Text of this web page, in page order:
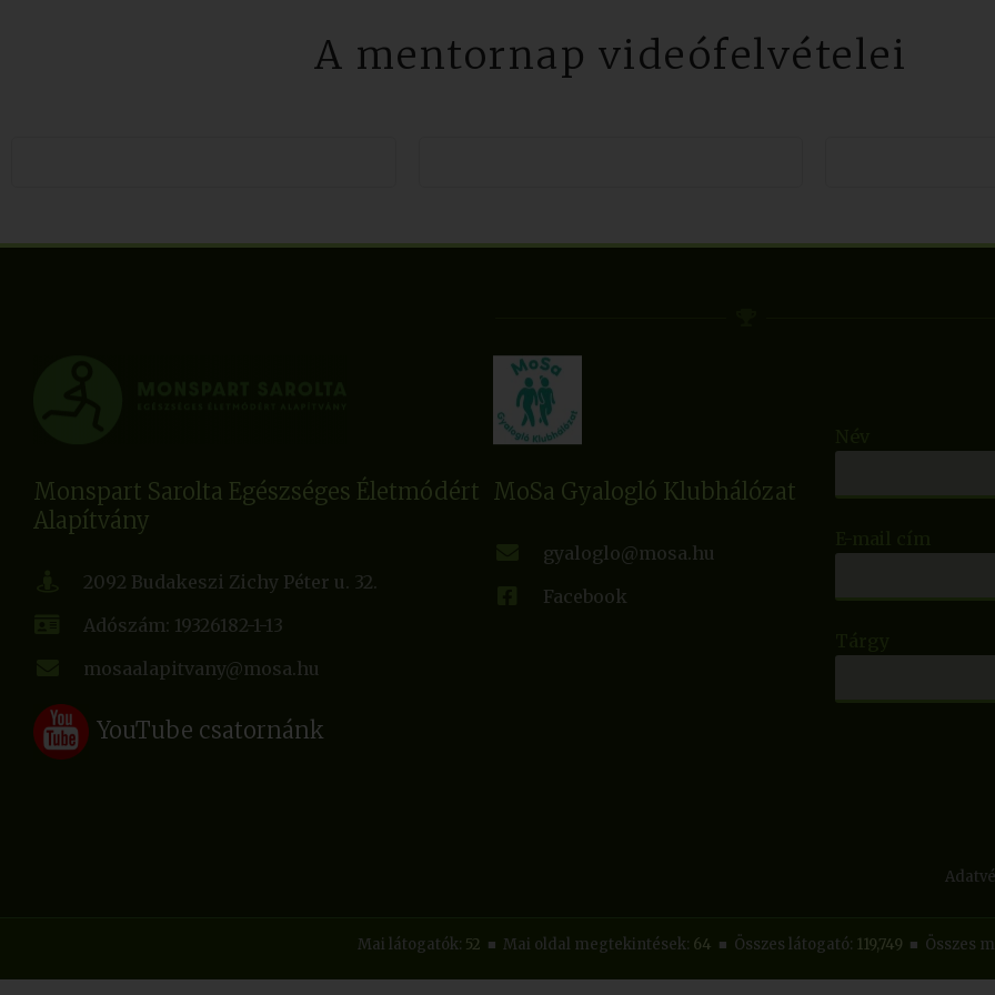
A mentornap videófelvételei
Monspart Sarolta Egészséges Életmódért
Alapítvány
2092 Budakeszi Zichy Péter u. 32.
Adószám: 19326182-1-13
mosaalapitvany@mosa.hu
YouTube csatornánk
MoSa Gyalogló Klubhálózat
gyaloglo@mosa.hu
Facebook
Mai látogatók: 52 ■ Mai oldal megtekintések: 64 ■ Összes látogató: 119,749 ■ Összes